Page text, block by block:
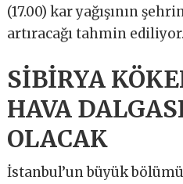
(17.00) kar yağışının
artıracağı tahmin ediliyor.
SİBİRYA
HAVA
OLACAK
İstanbul’un büyük